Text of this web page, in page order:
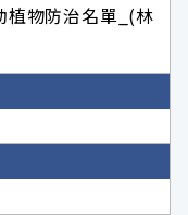
植物防治名單_(林